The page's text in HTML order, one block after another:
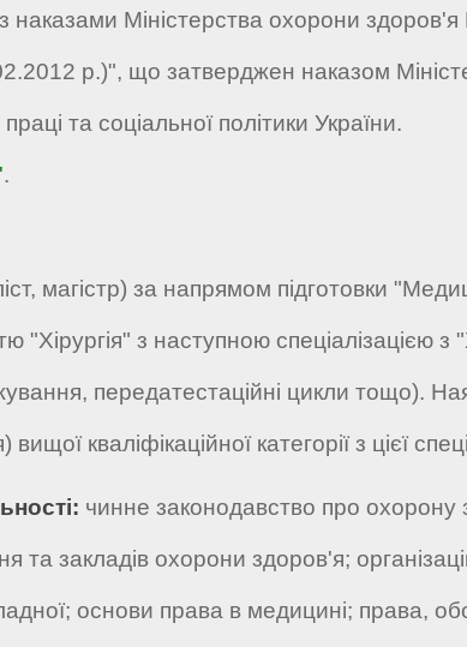
наказами Міністерства охорони
р.)", що затверджен наказом
та соціальної політики України.
.
магістр) за напрямом підготовки
"Хірургія" з наступною спеціалізацією
передатестаційні цикли тощо).
кваліфікаційної категорії з цієї
чинне законодавство про
та закладів охорони здоров'я;
основи права в медицині; права,